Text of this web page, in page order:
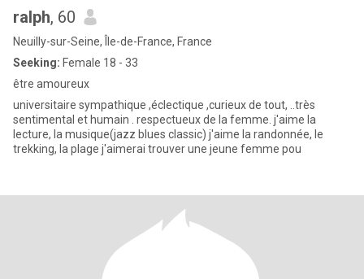
ralph, 60
Neuilly-sur-Seine, Île-de-France, France
Seeking: Female 18 - 33
être amoureux
universitaire sympathique ,éclectique ,curieux de tout, ..très
sentimental et humain . respectueux de la femme. j'aime la
lecture, la musique(jazz blues classic) j'aime la randonnée, le
trekking, la plage j'aimerai trouver une jeune femme pou